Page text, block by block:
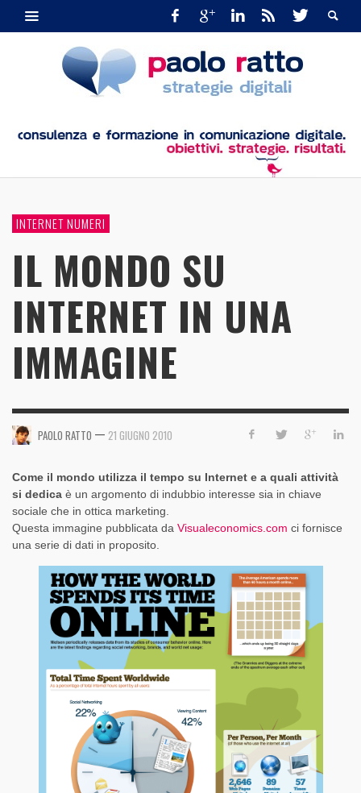
INTERNET NUMERI
IL MONDO SU
INTERNET IN UNA
IMMAGINE
PAOLO RATTO — 21 GIUGNO 2010
Come il mondo utilizza il tempo su Internet e a quali attività
si dedica è un argomento di indubbio interesse sia in chiave
sociale che in ottica marketing.
Questa immagine pubblicata da Visualeconomics.com ci fornisce
una serie di dati in proposito.